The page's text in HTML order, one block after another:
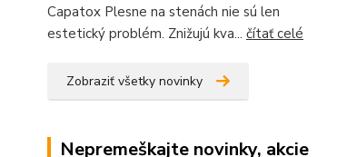
Capatox Plesne na stenách nie sú len
estetický problém. Znižujú kva... čítať celé
Zobraziť všetky novinky
Nepremeškajte novinky, akcie